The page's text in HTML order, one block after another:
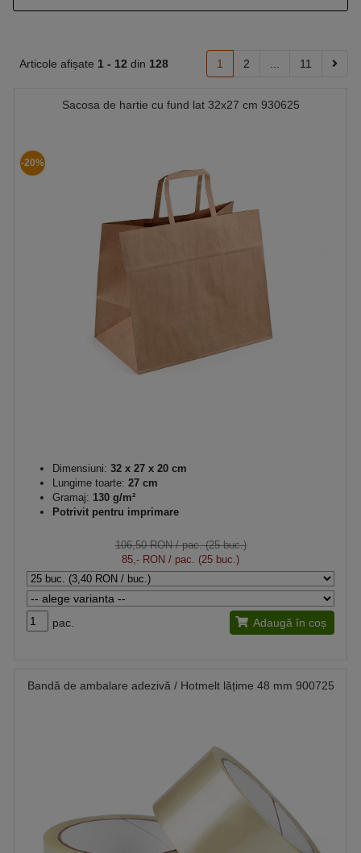
Articole afișate 1 - 12 din 128 1 2 11
Sacosa de hartie cu fund lat 32x27 cm 930625
-20%
Dimensiuni: 32 x 27 x 20 cm
Lungime toarte: 27 cm
Gramaj: 130 g/m²
Potrivit pentru imprimare
106,50 RON/ pac. (25 buc.)
85,- RON / pac. (25 buc.)
pac. Adaugă în coș
Bandă de ambalare adezivă / Hotmelt lățime 48 mm 900725